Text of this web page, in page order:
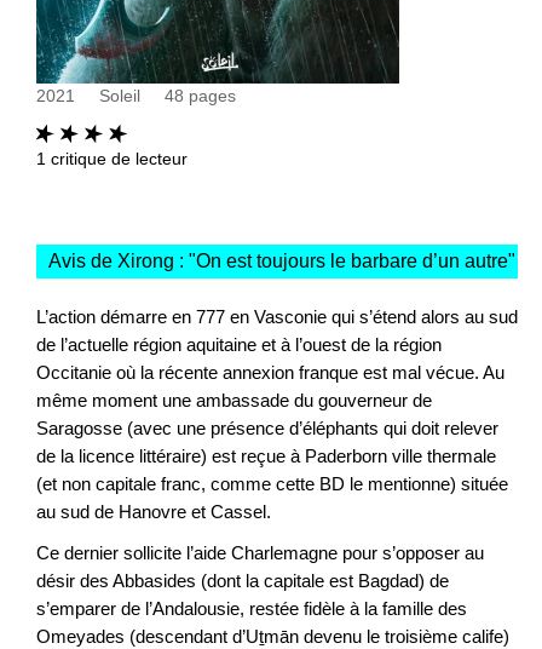
2021 Soleil 48 pages
1 critique de lecteur
Avis de Xirong : "On est toujours le barbare d’un autre"
L’action démarre en 777 en Vasconie qui s’étend alors au sud
de l’actuelle région aquitaine et à l’ouest de la région
Occitanie où la récente annexion franque est mal vécue. Au
même moment une ambassade du gouverneur de
Saragosse (avec une présence d’éléphants qui doit relever
de la licence littéraire) est reçue à Paderborn ville thermale
(et non capitale franc, comme cette BD le mentionne) située
au sud de Hanovre et Cassel.
Ce dernier sollicite l’aide Charlemagne pour s’opposer au
désir des Abbasides (dont la capitale est Bagdad) de
s’emparer de l’Andalousie, restée fidèle à la famille des
Omeyades (descendant d’Uṯmān devenu le troisième calife)